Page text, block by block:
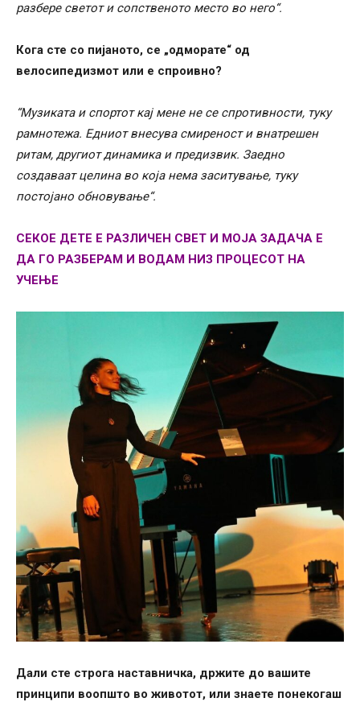
разбере светот и сопственото место во него“.
Кога сте со пијаното, се „одморате“ од
велосипедизмот или е спроивно?
“Музиката и спортот кај мене не се спротивности, туку
рамнотежа. Едниот внесува смиреност и внатрешен
ритам, другиот динамика и предизвик. Заедно
создаваат целина во која нема заситување, туку
постојано обновување“.
СЕКОЕ ДЕТЕ Е РАЗЛИЧЕН СВЕТ И МОЈА ЗАДАЧА Е
ДА ГО РАЗБЕРАМ И ВОДАМ НИЗ ПРОЦЕСОТ НА
УЧЕЊЕ
Дали сте строга наставничка, држите до вашите
принципи воопшто во животот, или знаете понекогаш